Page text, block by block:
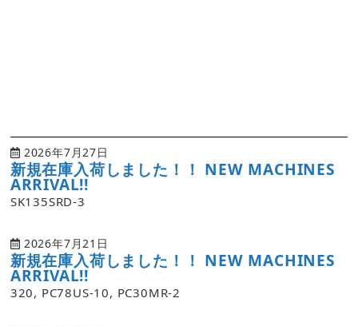
2026年7月27日
新規在庫入荷しました！！ NEW MACHINES
ARRIVAL!!
SK135SRD-3
2026年7月21日
新規在庫入荷しました！！ NEW MACHINES
ARRIVAL!!
320, PC78US-10, PC30MR-2